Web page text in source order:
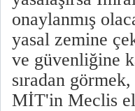
onaylanmış
yasal zemine
ve güvenliğine
sıradan
MİT'in Meclis